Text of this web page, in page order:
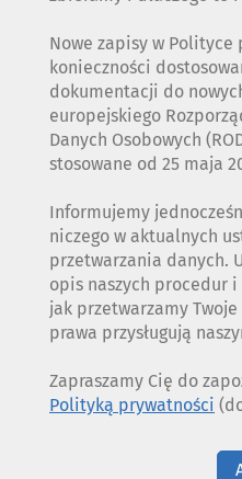
Nowe zapisy w
konieczności
dokumentacji do
europejskiego
Danych Osobowych
stosowane od 25 maja
Informujemy
niczego w aktualnych
przetwarzania danych.
opis naszych procedur
jak przetwarzamy
prawa przysługują
Zapraszamy Cię do
Polityką prywatności